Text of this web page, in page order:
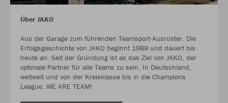
Über JAKO
Aus der Garage zum führenden Teamsport-Ausrüster. Die
Erfolgsgeschichte von JAKO beginnt 1989 und dauert bis
heute an. Seit der Gründung ist es das Ziel von JAKO, der
optimale Partner für alle Teams zu sein. In Deutschland,
weltweit und von der Kreisklasse bis in die Champions
League. WE ARE TEAM!